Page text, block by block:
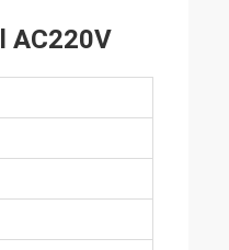
AC220V